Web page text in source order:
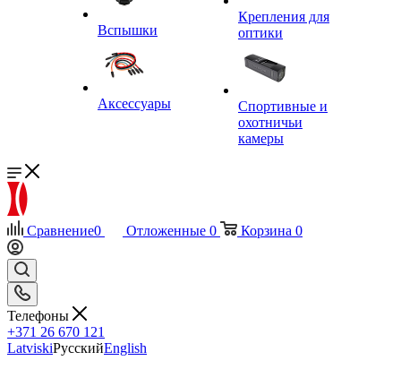
Вспышки
Аксессуары
Крепления для
оптики
Спортивные и
охотничьи
камеры
Сравнение0 Отложенные 0 Корзина 0
Телефоны
+371 26 670 121
LatviskiРусскийEnglish